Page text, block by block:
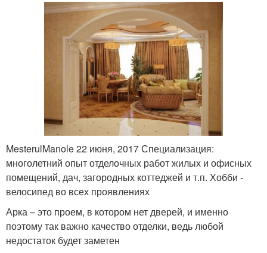
MesterulManole 22 июня, 2017 Специализация:
многолетний опыт отделочных работ жилых и офисных
помещений, дач, загородных коттеджей и т.п. Хобби -
велосипед во всех проявлениях
Арка – это проем, в котором нет дверей, и именно
поэтому так важно качество отделки, ведь любой
недостаток будет заметен